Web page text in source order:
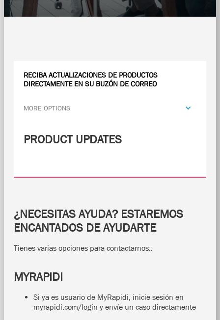
RECIBA ACTUALIZACIONES DE PRODUCTOS
DIRECTAMENTE EN SU BUZÓN DE CORREO
MORE OPTIONS
PRODUCT UPDATES
¿NECESITAS AYUDA? ESTAREMOS
ENCANTADOS DE AYUDARTE
Tienes varias opciones para contactarnos::
MYRAPIDI
Si ya es usuario de MyRapidi, inicie sesión en
myrapidi.com/login y envíe un caso directamente